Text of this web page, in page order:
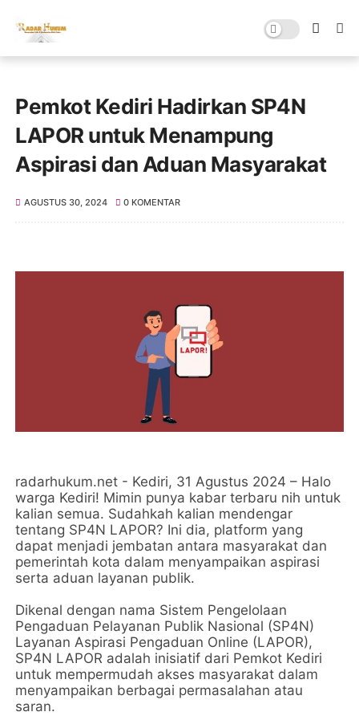
Pemkot Kediri Hadirkan SP4N
LAPOR untuk Menampung
Aspirasi dan Aduan Masyarakat
AGUSTUS 30, 2024 0 KOMENTAR
radarhukum.net - Kediri, 31 Agustus 2024 – Halo
warga Kediri! Mimin punya kabar terbaru nih untuk
kalian semua. Sudahkah kalian mendengar
tentang SP4N LAPOR? Ini dia, platform yang
dapat menjadi jembatan antara masyarakat dan
pemerintah kota dalam menyampaikan aspirasi
serta aduan layanan publik.
Dikenal dengan nama Sistem Pengelolaan
Pengaduan Pelayanan Publik Nasional (SP4N)
Layanan Aspirasi Pengaduan Online (LAPOR),
SP4N LAPOR adalah inisiatif dari Pemkot Kediri
untuk mempermudah akses masyarakat dalam
menyampaikan berbagai permasalahan atau
saran.